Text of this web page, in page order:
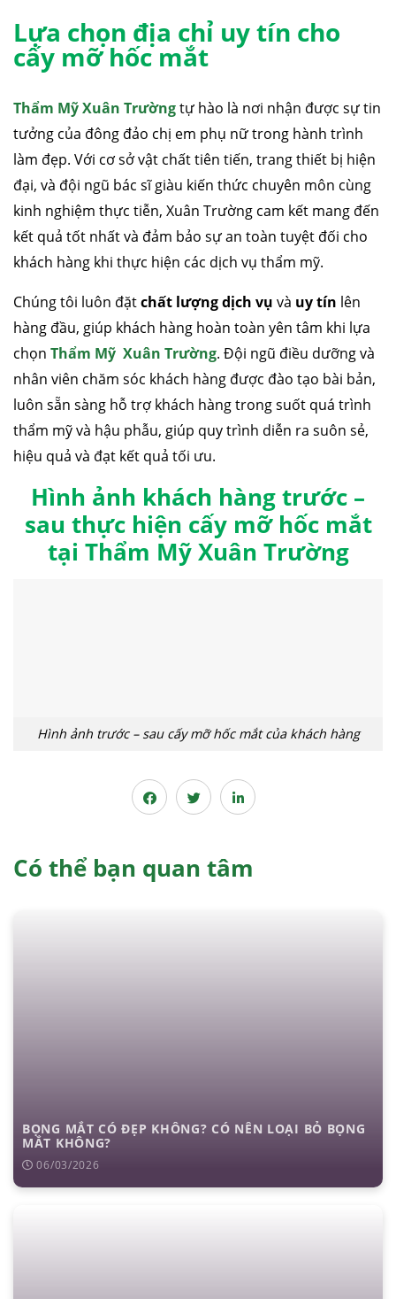
Lựa chọn địa chỉ uy tín cho
cấy mỡ hốc mắt
Thẩm Mỹ Xuân Trườngtự hào là nơi nhận được sự tin
tưởng của đông đảo chị em phụ nữ trong hành trình
làm đẹp. Với cơ sở vật chất tiên tiến, trang thiết bị hiện
đại, và đội ngũ bác sĩ giàu kiến thức chuyên môn cùng
kinh nghiệm thực tiễn, Xuân Trường cam kết mang đến
kết quả tốt nhất và đảm bảo sự an toàn tuyệt đối cho
khách hàng khi thực hiện các dịch vụ thẩm mỹ.
Chúng tôi luôn đặtchất lượng dịch vụ và uy tín lên
hàng đầu, giúp khách hàng hoàn toàn yên tâm khi lựa
chọn Thẩm Mỹ Xuân Trường. Đội ngũ điều dưỡng và
nhân viên chăm sóc khách hàng được đào tạo bài bản,
luôn sẵn sàng hỗ trợ khách hàng trong suốt quá trình
thẩm mỹ và hậu phẫu, giúp quy trình diễn ra suôn sẻ,
hiệu quả và đạt kết quả tối ưu.
Hình ảnh khách hàng trước –
sau thực hiện cấy mỡ hốc mắt
tại Thẩm Mỹ Xuân Trường
Hình ảnh trước – sau cấy mỡ hốc mắt của khách hàng
Có thể bạn quan tâm
BỌNG MẮT CÓ ĐẸP KHÔNG? CÓ NÊN LOẠI BỎ BỌNG
MẮT KHÔNG?
06/03/2026